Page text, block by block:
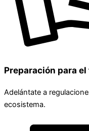
Preparación para
Adelántate a
ecosistema.